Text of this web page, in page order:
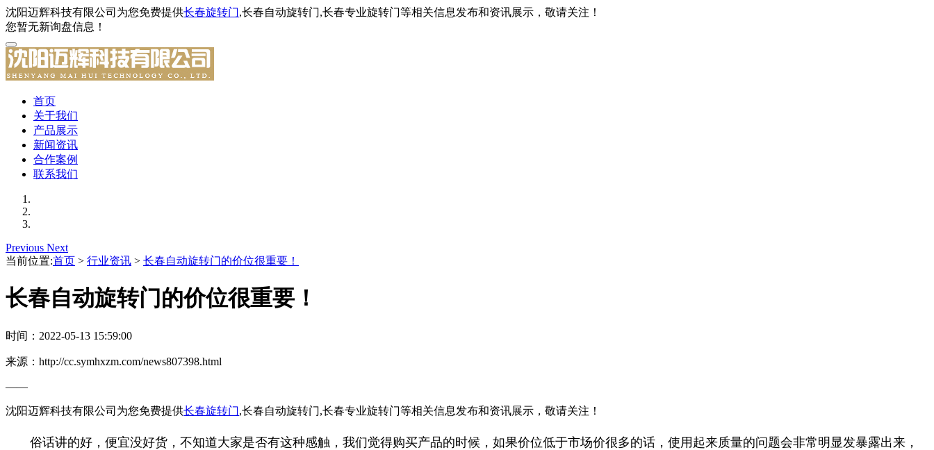
沈阳迈辉科技有限公司为您免费提供长春旋转门,长春自动旋转门,长春专业旋转门等相关信息发布和资讯展示，敬请关注！
您暂无新询盘信息！
首页
关于我们
产品展示
新闻资讯
合作案例
联系我们
Previous Next
当前位置:首页 > 行业资讯 > 长春自动旋转门的价位很重要！
长春自动旋转门的价位很重要！
时间：2022-05-13 15:59:00
来源：http://cc.symhxzm.com/news807398.html
——
沈阳迈辉科技有限公司为您免费提供长春旋转门,长春自动旋转门,长春专业旋转门等相关信息发布和资讯展示，敬请关注！
俗话讲的好，便宜没好货，不知道大家是否有这种感触，我们觉得购买产品的时候，如果价位低于市场价很多的话，使用起来质量的问题会非常明显发暴露出来，